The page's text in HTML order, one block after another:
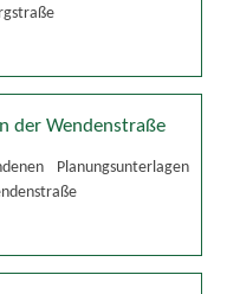
der Wendenstraße
Planungsunterlagen